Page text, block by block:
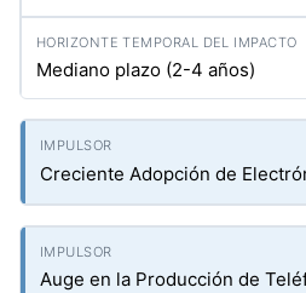
Mediano plazo (2-4 años)
Creciente Adopción de
Auge en la Producción de